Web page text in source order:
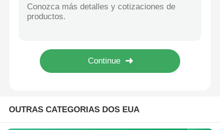
conjunto de geradores de gasolina
OUTRAS CATEGORIAS DOS EUA